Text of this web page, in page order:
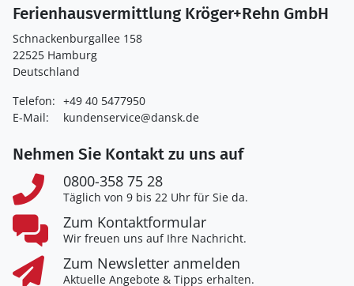
Ferienhausvermittlung Kröger+Rehn GmbH
Schnackenburgallee 158
22525 Hamburg
Deutschland
Telefon: +49 40 5477950
E-Mail:
kundenservice@dansk.de
Nehmen Sie Kontakt zu uns auf
0800-358 75 28
Täglich von 9 bis 22 Uhr für Sie da.
Zum Kontaktformular
Wir freuen uns auf Ihre Nachricht.
Zum Newsletter anmelden
Aktuelle Angebote & Tipps erhalten.